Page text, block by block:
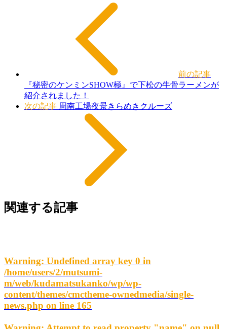
前の記事
『秘密のケンミンSHOW極』で下松の牛骨ラーメンが
紹介されました！
次の記事 周南工場夜景きらめきクルーズ
関連する記事
Warning: Undefined array key 0 in
/home/users/2/mutsumi-
m/web/kudamatsukanko/wp/wp-
content/themes/cmctheme-ownedmedia/single-
news.php on line 165